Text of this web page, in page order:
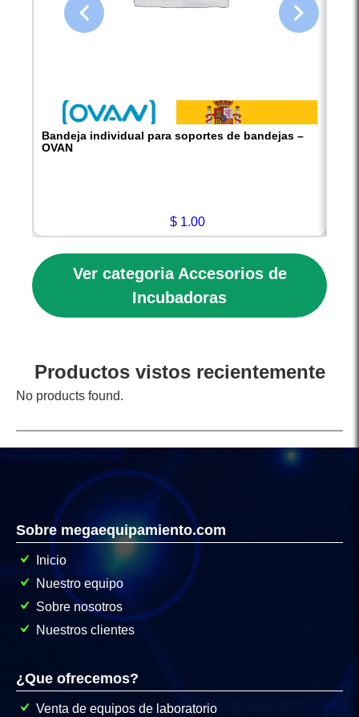
Bandeja individual para soportes de bandejas –
OVAN
$ 1.00
Ver categoria Accesorios de
Incubadoras
Productos vistos recientemente
No products found.
Sobre megaequipamiento.com
Inicio
Nuestro equipo
Sobre nosotros
Nuestros clientes
¿Que ofrecemos?
Venta de equipos de laboratorio